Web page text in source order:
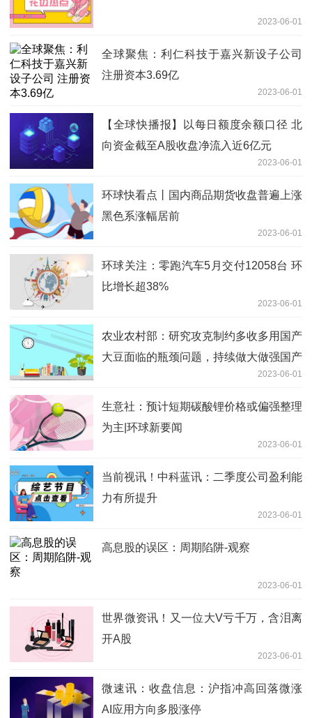
2023-06-01
全球聚焦：利仁科技于嘉兴新设子公司
注册资本3.69亿
2023-06-01
【全球快播报】以每日额度余额口径 北
向资金截至A股收盘净流入近6亿元
2023-06-01
环球快看点丨国内商品期货收盘普遍上涨
黑色系涨幅居前
2023-06-01
环球关注：零跑汽车5月交付12058台 环
比增长超38%
2023-06-01
农业农村部：研究攻克制约多收多用国产
大豆面临的瓶颈问题，持续做大做强国产
2023-06-01
生意社：预计短期碳酸锂价格或偏强整理
为主|环球新要闻
2023-06-01
当前视讯！中科蓝讯：二季度公司盈利能
力有所提升
2023-06-01
高息股的误区：周期陷阱-观察
2023-06-01
世界微资讯！又一位大V亏千万，含泪离
开A股
2023-06-01
微速讯：收盘信息：沪指冲高回落微涨
AI应用方向多股涨停